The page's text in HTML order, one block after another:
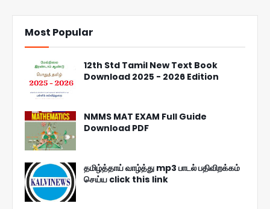
Most Popular
12th Std Tamil New Text Book
Download 2025 - 2026 Edition
NMMS MAT EXAM Full Guide
Download PDF
தமிழ்த்தாய் வாழ்த்து mp3 பாடல் பதிவிறக்கம்
செய்ய click this link